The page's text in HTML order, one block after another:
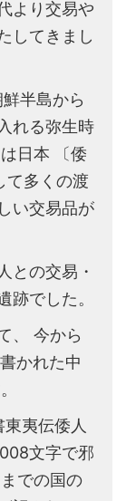
より交易や
してきまし
半島から
れる弥生時
日本 〔倭
て多くの渡
い交易品が
との交易・
跡でした。
、 今から
かれた中
東夷伝倭人
文字で邪
での国の